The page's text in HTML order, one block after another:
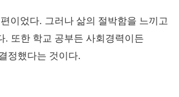
이었다. 그러나 삶의 절박함을 느끼고
. 또한 학교 공부든 사회경력이든
정했다는 것이다.